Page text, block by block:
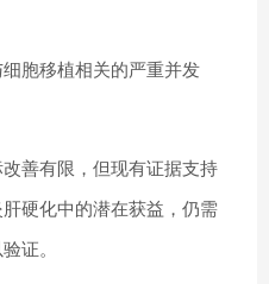
胞移植相关的严重并发
善有限，但现有证据支持
硬化中的潜在获益，仍需
证。